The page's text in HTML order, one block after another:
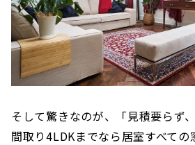
そして驚きなのが、「見積要らず
間取り4LDKまでなら居室すべて